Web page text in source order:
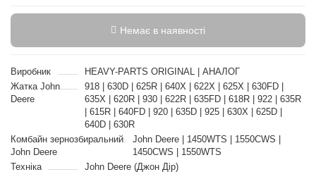
Немає в наявності
Виробник
HEAVY-PARTS ORIGINAL | АНАЛОГ
Жатка John
Deere
918 | 630D | 625R | 640X | 622X | 625X | 630FD |
635X | 620R | 930 | 622R | 635FD | 618R | 922 | 635R
| 615R | 640FD | 920 | 635D | 925 | 630X | 625D |
640D | 630R
Комбайн зернозбиральний
John Deere
John Deere | 1450WTS | 1550CWS |
1450CWS | 1550WTS
Техніка
John Deere (Джон Дір)